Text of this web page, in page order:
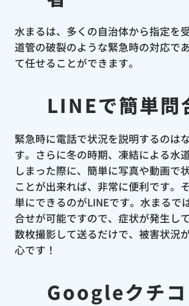
水まるは、多くの自治体から指定を
道管の破裂のような緊急時の対応で
て任せることができます。
LINEで簡単問
緊急時に電話で状況を説明するのは
す。さらに冬の時期、凍結による水
しまった際に、簡単に写真や動画で
ことが出来れば、非常に便利です。
単にできるのがLINEです。水まるで
合せが可能ですので、症状が発生し
数枚撮影して送るだけで、被害状況
心です！
Googleクチコ